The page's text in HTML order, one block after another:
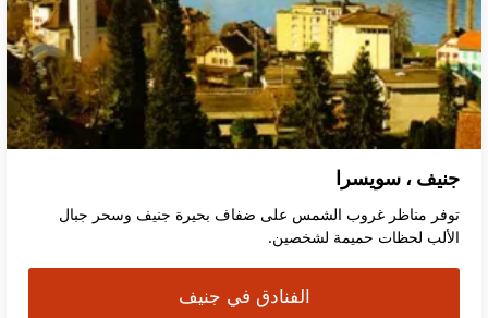
جنيف ، سويسرا
توفر مناظر غروب الشمس على ضفاف بحيرة جنيف وسحر جبال
الألب لحظات حميمة لشخصين.
الفنادق في جنيف